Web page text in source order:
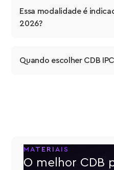
Essa modalidade é
2026?
Quando escolher CDB
MATERIAIS
O melhor CDB